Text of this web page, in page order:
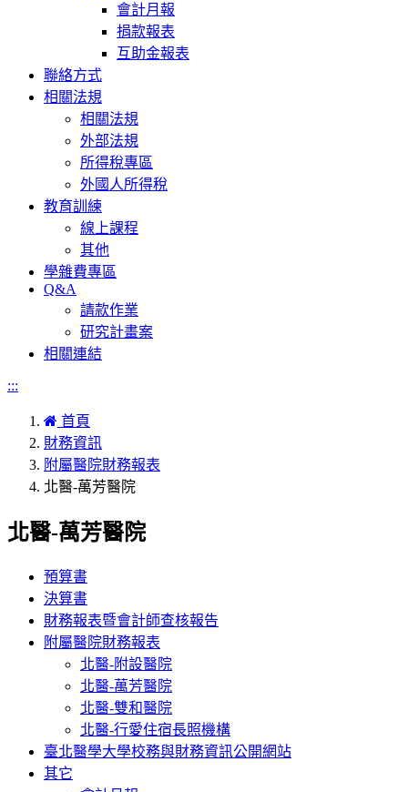
會計月報
捐款報表
互助金報表
聯絡方式
相關法規
相關法規
外部法規
所得稅專區
外國人所得稅
教育訓練
線上課程
其他
學雜費專區
Q&A
請款作業
研究計畫案
相關連結
:::
首頁
財務資訊
附屬醫院財務報表
北醫-萬芳醫院
北醫-萬芳醫院
預算書
決算書
財務報表暨會計師查核報告
附屬醫院財務報表
北醫-附設醫院
北醫-萬芳醫院
北醫-雙和醫院
北醫-行愛住宿長照機構
臺北醫學大學校務與財務資訊公開網站
其它